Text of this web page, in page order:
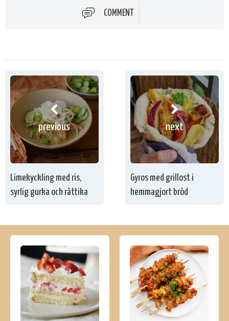
COMMENT
previous
Limekyckling med ris,
syrlig gurka och rättika
next
Gyros med grillost i
hemmagjort bröd